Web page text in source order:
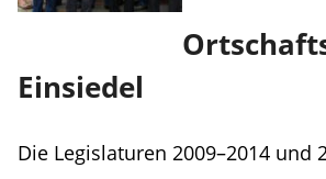
Einsiedel
Die Legislaturen 2009–2014 und